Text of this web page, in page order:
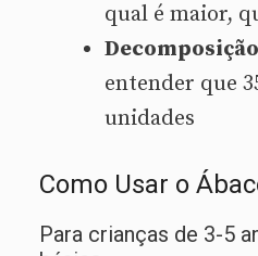
qual é maior,
entender que
unidades
Como Usar o
Para crianças de 3-5